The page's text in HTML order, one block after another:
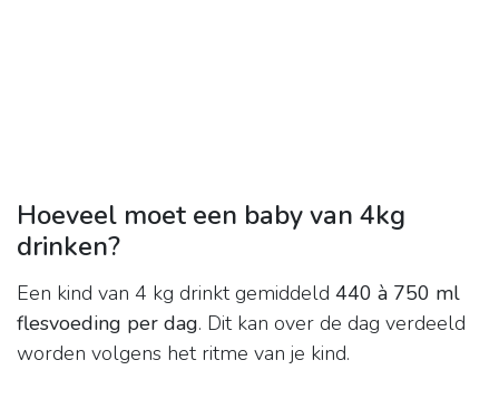
Hoeveel moet een baby van 4kg
drinken?
Een kind van 4 kg drinkt gemiddeld 440 à 750 ml
flesvoeding per dag. Dit kan over de dag verdeeld
worden volgens het ritme van je kind.